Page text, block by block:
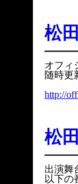
松
オフィ
随時更
http://
松
出演舞
以下の